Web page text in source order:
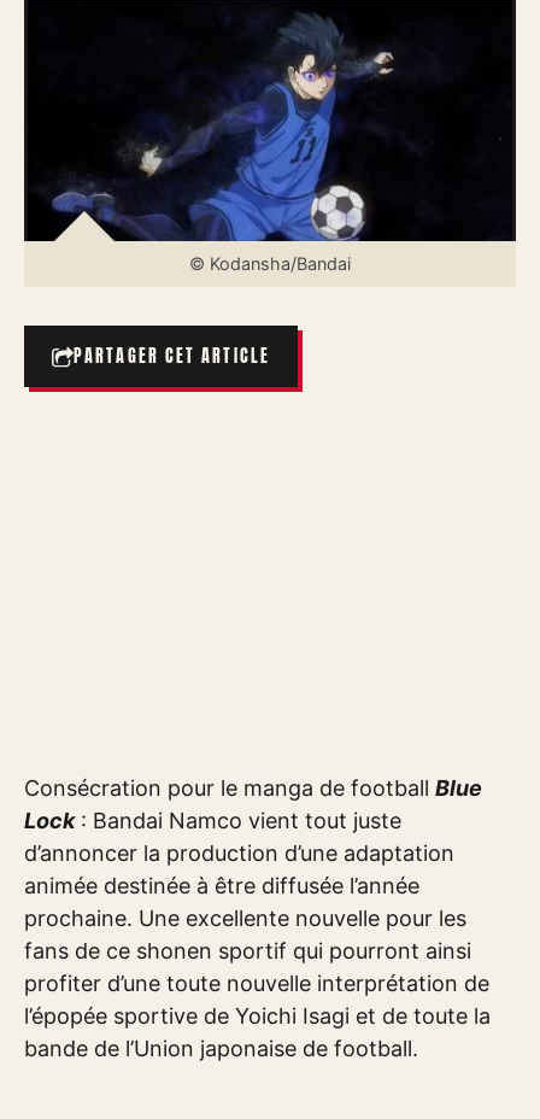
© Kodansha/Bandai
PARTAGER CET ARTICLE
Consécration pour le manga de football Blue
Lock: Bandai Namco vient tout juste
d’annoncer la production d’une adaptation
animée destinée à être diffusée l’année
prochaine. Une excellente nouvelle pour les
fans de ce shonen sportif qui pourront ainsi
profiter d’une toute nouvelle interprétation de
l’épopée sportive de Yoichi Isagi et de toute la
bande de l’Union japonaise de football.